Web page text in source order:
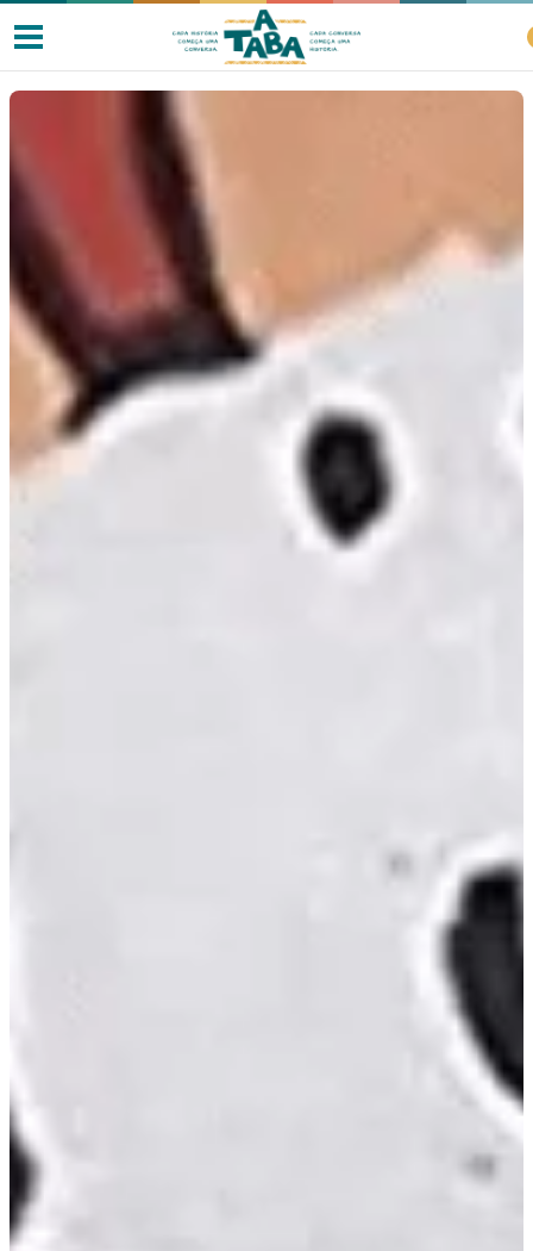
Clube de Leitores
Listas
Como ler?
Assine
Taba na Escola